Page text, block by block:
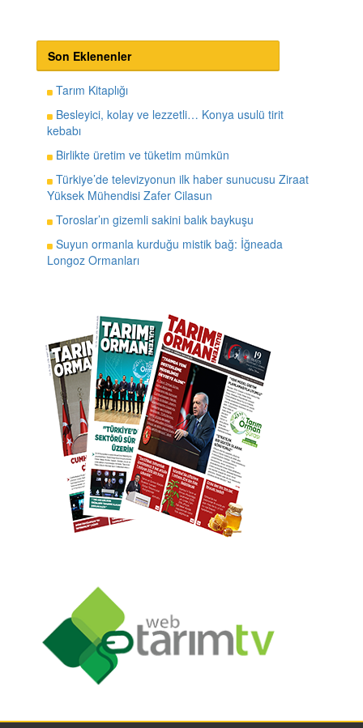
Son Eklenenler
Tarım Kitaplığı
Besleyici, kolay ve lezzetli… Konya usulü tirit
kebabı
Birlikte üretim ve tüketim mümkün
Türkiye’de televizyonun ilk haber sunucusu Ziraat
Yüksek Mühendisi Zafer Cilasun
Toroslar’ın gizemli sakini balık baykuşu
Suyun ormanla kurduğu mistik bağ: İğneada
Longoz Ormanları